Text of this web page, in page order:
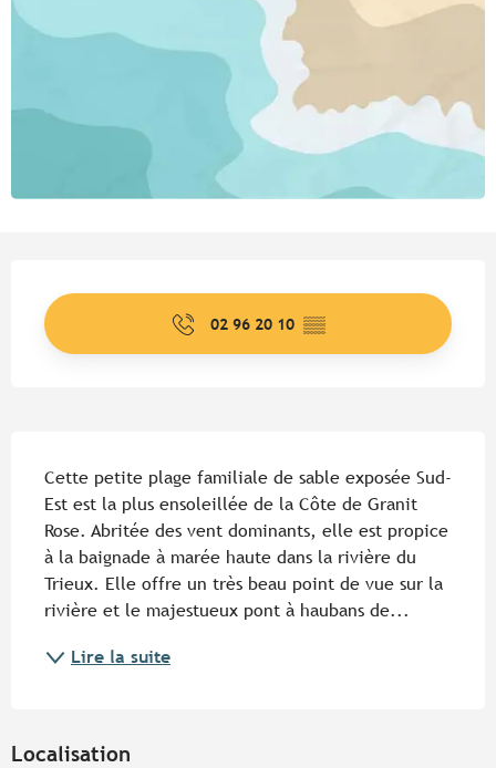
02 96 20 10 ▒▒
Cette petite plage familiale de sable exposée Sud-
Est est la plus ensoleillée de la Côte de Granit
Rose. Abritée des vent dominants, elle est propice
à la baignade à marée haute dans la rivière du
Trieux. Elle offre un très beau point de vue sur la
rivière et le majestueux pont à haubans de...
Lire la suite
Localisation